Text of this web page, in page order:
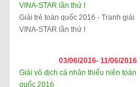
VINA-STAR lần thứ I
Giải trẻ toàn quốc 2016 - Tranh giải
VINA-STAR lần thứ I
03/06/2016- 11/06/2016
Giải vô địch cá nhân thiếu niên toàn
quốc 2016